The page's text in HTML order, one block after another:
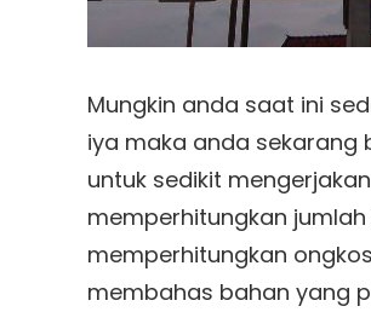
Mungkin anda saat ini
iya maka anda sekarang
untuk sedikit
memperhitungkan
memperhitungkan
membahas bahan yang